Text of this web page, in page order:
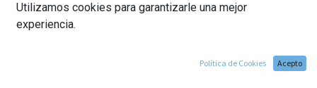
Utilizamos cookies para garantizarle una mejor
experiencia.
Política de Cookies Acepto